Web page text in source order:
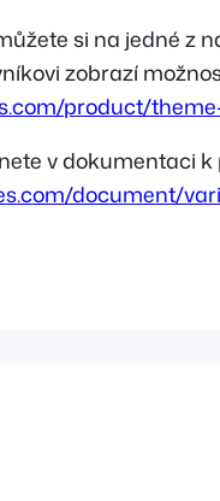
si na jedné z
zobrazí
product/
v dokumentaci
document/